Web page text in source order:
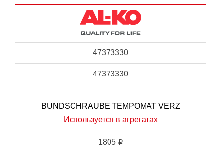
47373330
47373330
BUNDSCHRAUBE TEMPOMAT VERZ
Используется в агрегатах
1805 i